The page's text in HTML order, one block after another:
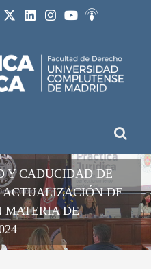
Y CADUCIDAD DE
ACTUALIZACIÓN DE
MATERIA DE